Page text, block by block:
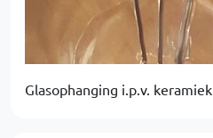
Glasophanging i.p.v. keramiek